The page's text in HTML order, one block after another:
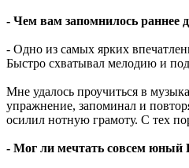
- Чем вам запомнилось раннее
- Одно из самых ярких
Быстро схватывал мелодию и
Мне удалось проучиться в
упражнение, запоминал и
осилил нотную грамоту. С тех
- Мог ли мечтать совсем юный